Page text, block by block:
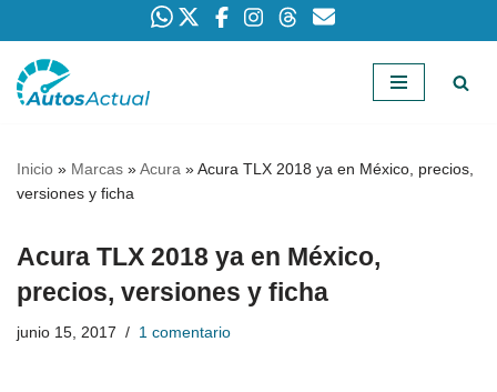
Saltar
Inicio » Marcas »Acura »Acura TLX 2018 ya en México, precios,
versiones y ficha
Acura TLX 2018 ya en México,
precios, versiones y ficha
junio 15, 2017 1 comentario